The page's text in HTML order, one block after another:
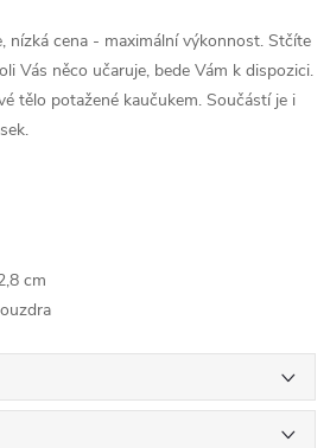
nízká cena - maximální výkonnost. Stčíte
Vás něco učaruje, bede Vám k dispozici.
tělo potažené kaučukem. Součástí je i
cm